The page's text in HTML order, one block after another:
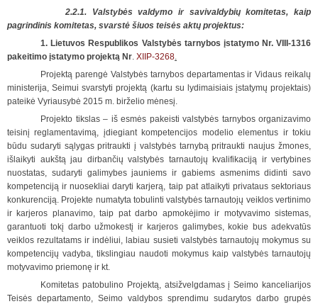
2.2.1. Valstybės valdymo ir savivaldybių komitetas, kaip
pagrindinis komitetas, svarstė šiuos teisės aktų projektus:
1. Lietuvos Respublikos Valstybės tarnybos įstatymo Nr. VIII-1316
pakeitimo įstatymo projektą Nr. XIIP-3268.
Projektą parengė Valstybės tarnybos departamentas ir Vidaus reikalų
ministerija, Seimui svarstyti projektą (kartu su lydimaisiais įstatymų projektais)
pateikė Vyriausybė 2015 m. birželio mėnesį.
Projekto tikslas – iš esmės pakeisti valstybės tarnybos organizavimo
teisinį reglamentavimą, įdiegiant kompetencijos modelio elementus ir tokiu
būdu sudaryti sąlygas pritraukti į valstybės tarnybą pritraukti naujus žmones,
išlaikyti aukštą jau dirbančių valstybės tarnautojų kvalifikaciją ir vertybines
nuostatas, sudaryti galimybes jauniems ir gabiems asmenims didinti savo
kompetenciją ir nuosekliai daryti karjerą, taip pat atlaikyti privataus sektoriaus
konkurenciją. Projekte numatyta tobulinti valstybės tarnautojų veiklos vertinimo
ir karjeros planavimo, taip pat darbo apmokėjimo ir motyvavimo sistemas,
garantuoti tokį darbo užmokestį ir karjeros galimybes, kokie bus adekvatūs
veiklos rezultatams ir indėliui, labiau susieti valstybės tarnautojų mokymus su
kompetencijų vadyba, tikslingiau naudoti mokymus kaip valstybės tarnautojų
motyvavimo priemonę ir kt.
Komitetas patobulino Projektą, atsižvelgdamas į Seimo kanceliarijos
Teisės departamento, Seimo valdybos sprendimu sudarytos darbo grupės